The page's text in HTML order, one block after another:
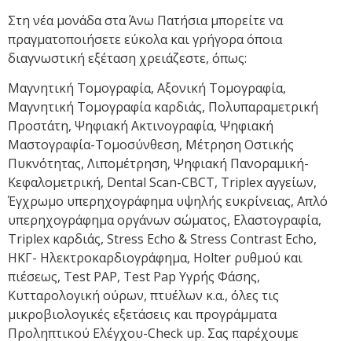
Στη νέα μονάδα στα Άνω Πατήσια μπορείτε να
πραγματοποιήσετε εύκολα και γρήγορα όποια
διαγνωστική εξέταση χρειάζεστε, όπως:
Μαγνητική Τομογραφία, Αξονική Τομογραφία,
Μαγνητική Τομογραφία καρδιάς, Πολυπαραμετρική
Προστάτη, Ψηφιακή Ακτινογραφία, Ψηφιακή
Μαστογραφία-Τομοσύνθεση, Μέτρηση Οστικής
Πυκνότητας, Λιπομέτρηση, Ψηφιακή Πανοραμική-
Κεφαλομετρική, Dental Scan-CBCT, Τriplex αγγείων,
Έγχρωμο υπερηχογράφημα υψηλής ευκρίνειας, Απλό
υπερηχογράφημα oργάνων σώματος, Ελαστογραφία,
Triplex καρδιάς, Stress Echo & Stress Contrast Echo,
ΗΚΓ- Ηλεκτροκαρδιογράφημα, Ηοlter ρυθμού και
πιέσεως, Test PAP, Test Pap Υγρής Φάσης,
Kυτταρολογική ούρων, πτυέλων κ.α., όλες τις
μικροβιολογικές εξετάσεις και προγράμματα
Προληπτικού Ελέγχου-Check up. Σας παρέχουμε